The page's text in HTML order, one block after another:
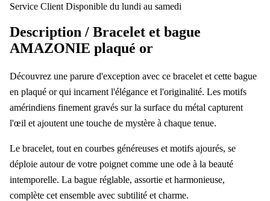
Service Client Disponible du lundi au samedi
Description / Bracelet et bague
AMAZONIE plaqué or
Découvrez une parure d'exception avec ce bracelet et cette bague
en plaqué or qui incarnent l'élégance et l'originalité. Les motifs
amérindiens finement gravés sur la surface du métal capturent
l'œil et ajoutent une touche de mystère à chaque tenue.
Le bracelet, tout en courbes généreuses et motifs ajourés, se
déploie autour de votre poignet comme une ode à la beauté
intemporelle. La bague réglable, assortie et harmonieuse,
complète cet ensemble avec subtilité et charme.